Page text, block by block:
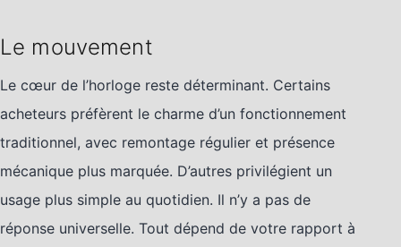
Le mouvement
Le cœur de l’horloge reste déterminant. Certains
acheteurs préfèrent le charme d’un fonctionnement
traditionnel, avec remontage régulier et présence
mécanique plus marquée. D’autres privilégient un
usage plus simple au quotidien. Il n’y a pas de
réponse universelle. Tout dépend de votre rapport à